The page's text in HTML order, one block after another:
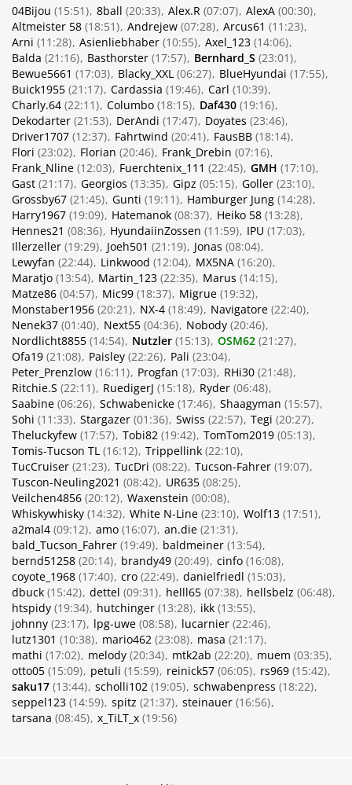
04Bijou (15:51) 8ball (20:33) Alex.R (07:07) AlexA (00:30)
Altmeister 58 (18:51) Andrejew (07:28) Arcus61 (11:23)
Arni (11:28) Asienliebhaber (10:55) Axel_123 (14:06)
Balda (21:16) Basthorster (17:57) Bernhard_S (23:01)
Bewue5661 (17:03) Blacky_XXL (06:27) BlueHyundai (17:55)
Buick1955 (21:17) Cardassia (19:46) Carl (10:39)
Charly.64 (22:11) Columbo (18:15) Daf430 (19:16)
Dekodarter (21:53) DerAndi (17:47) Doyates (23:46)
Driver1707 (12:37) Fahrtwind (20:41) FausBB (18:14)
Flori (23:02) Florian (20:46) Frank_Drebin (07:16)
Frank_Nline (12:03) Fuerchtenix_111 (22:45) GMH (17:10)
Gast (21:17) Georgios (13:35) Gipz (05:15) Goller (23:10)
Grossby67 (21:45) Gunti (19:11) Hamburger Jung (14:28)
Harry1967 (19:09) Hatemanok (08:37) Heiko 58 (13:28)
Hennes21 (08:36) HyundaiinZossen (11:59) IPU (17:03)
Illerzeller (19:29) Joeh501 (21:19) Jonas (08:04)
Lewyfan (22:44) Linkwood (12:04) MX5NA (16:20)
Maratjo (13:54) Martin_123 (22:35) Marus (14:15)
Matze86 (04:57) Mic99 (18:37) Migrue (19:32)
Monstaber1956 (20:21) NX-4 (18:49) Navigatore (22:40)
Nenek37 (01:40) Next55 (04:36) Nobody (20:46)
Nordlicht8855 (14:54) Nutzler (15:13) OSM62 (21:27)
Ofa19 (21:08) Paisley (22:26) Pali (23:04)
Peter_Prenzlow (16:11) Progfan (17:03) RHi30 (21:48)
Ritchie.S (22:11) RuedigerJ (15:18) Ryder (06:48)
Saabine (06:26) Schwabenicke (17:46) Shaagyman (15:57)
Sohi (11:33) Stargazer (01:36) Swiss (22:57) Tegi (20:27)
Theluckyfew (17:57) Tobi82 (19:42) TomTom2019 (05:13)
Tomis-Tucson TL (16:12) Trippellink (22:10)
TucCruiser (21:23) TucDri (08:22) Tucson-Fahrer (19:07)
Tuscon-Neuling2021 (08:42) UR635 (08:25)
Veilchen4856 (20:12) Waxenstein (00:08)
Whiskywhisky (14:32) White N-Line (23:10) Wolf13 (17:51)
a2mal4 (09:12) amo (16:07) an.die (21:31)
bald_Tucson_Fahrer (19:49) baldmeiner (13:54)
bernd51258 (20:14) brandy49 (20:49) cinfo (16:08)
coyote_1968 (17:40) cro (22:49) danielfriedl (15:03)
dbuck (15:42) dettel (09:31) helll65 (07:38) hellsbelz (06:48)
htspidy (19:34) hutchinger (13:28) ikk (13:55)
johnny (23:17) lpg-uwe (08:58) lucarnier (22:46)
lutz1301 (10:38) mario462 (23:08) masa (21:17)
mathi (17:02) melody (20:34) mtk2ab (22:20) muem (03:35)
otto05 (15:09) petuli (15:59) reinick57 (06:05) rs969 (15:42)
saku17 (13:44) scholli102 (19:05) schwabenpress (18:22)
seppel123 (14:59) spitz (21:37) steinauer (16:56)
tarsana (08:45) x_TiLT_x (19:56)